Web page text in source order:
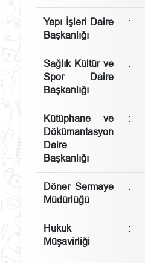
Yapı İşleri Daire
Başkanlığı
:
Sağlık Kültür ve
Spor Daire
Başkanlığı
:
Kütüphane ve
Dökümantasyon
Daire
Başkanlığı
:
Döner Sermaye
Müdürlüğü
:
Hukuk
Müşavirliği
: